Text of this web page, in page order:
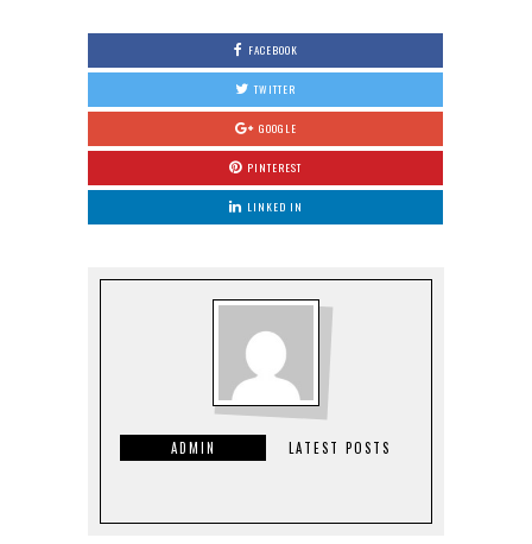
FACEBOOK
TWITTER
GOOGLE
PINTEREST
LINKED IN
ADMIN LATEST POSTS